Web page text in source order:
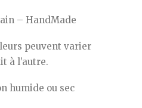
– HandMade
peuvent varier
à l’autre.
humide ou sec